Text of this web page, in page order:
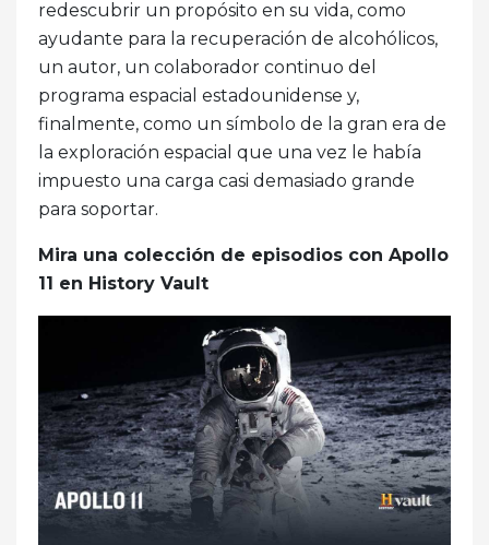
redescubrir un propósito en su vida, como
ayudante para la recuperación de alcohólicos,
un autor, un colaborador continuo del
programa espacial estadounidense y,
finalmente, como un símbolo de la gran era de
la exploración espacial que una vez le había
impuesto una carga casi demasiado grande
para soportar.
Mira una colección de episodios con Apollo
11 en History Vault